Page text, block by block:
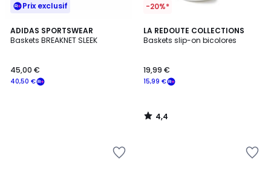
Prix exclusif
ADIDAS SPORTSWEAR
Baskets BREAKNET SLEEK
40,50 €
45,00 €
-20%*
LA REDOUTE COLLECTIONS
Baskets slip-on bicolores
15,99 €
19,99 €
4,4
/ 5
4,4
/